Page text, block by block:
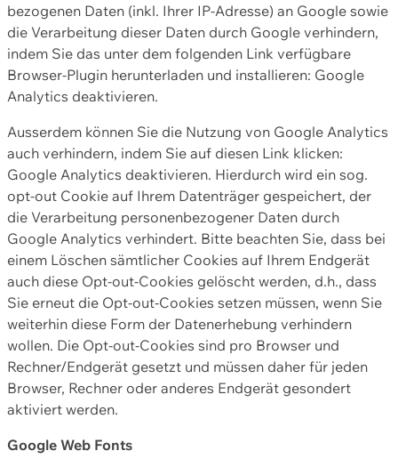
bezogenen Daten (inkl. Ihrer IP-Adresse) an Google sowie
die Verarbeitung dieser Daten durch Google verhindern,
indem Sie das unter dem folgenden Link verfügbare
Browser-Plugin herunterladen und installieren: Google
Analytics deaktivieren.
Ausserdem können Sie die Nutzung von Google Analytics
auch verhindern, indem Sie auf diesen Link klicken:
Google Analytics deaktivieren. Hierdurch wird ein sog.
opt-out Cookie auf Ihrem Datenträger gespeichert, der
die Verarbeitung personenbezogener Daten durch
Google Analytics verhindert. Bitte beachten Sie, dass bei
einem Löschen sämtlicher Cookies auf Ihrem Endgerät
auch diese Opt-out-Cookies gelöscht werden, d.h., dass
Sie erneut die Opt-out-Cookies setzen müssen, wenn Sie
weiterhin diese Form der Datenerhebung verhindern
wollen. Die Opt-out-Cookies sind pro Browser und
Rechner/Endgerät gesetzt und müssen daher für jeden
Browser, Rechner oder anderes Endgerät gesondert
aktiviert werden.
Google Web Fonts